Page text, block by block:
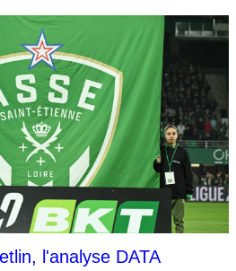
l'analyse DATA